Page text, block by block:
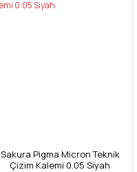
Sakura Pigma Micron Teknik
Çizim Kalemi 0.05 Siyah